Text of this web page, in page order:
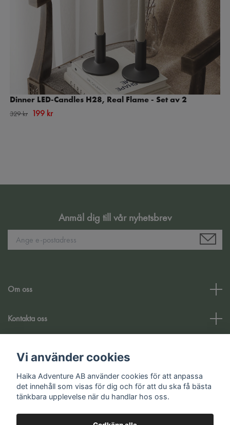
Dinner LED-Candles H28, Real Flame - Set av 2
329 kr 199 kr
Anmäl dig till vår nyhetsbrev
Om oss
Kontakta oss
Sociala medier
Vi använder cookies
Haika Adventure AB använder cookies för att anpassa
det innehåll som visas för dig och för att du ska få bästa
tänkbara upplevelse när du handlar hos oss.